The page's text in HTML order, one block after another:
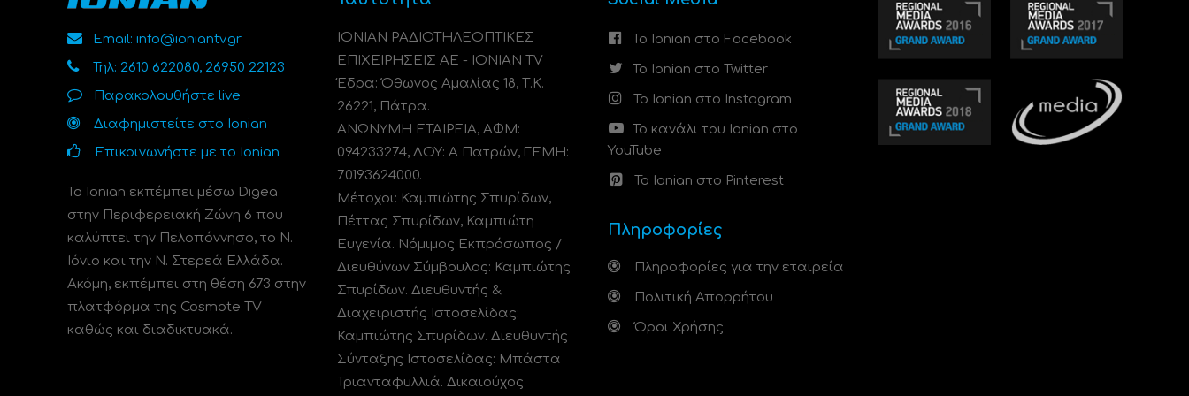
Email: info@ioniantv.gr
Τηλ: 2610 622080, 26950 22123
Παρακολουθήστε live
Διαφημιστείτε στο Ionian
Επικοινωνήστε με το Ionian
Το Ionian εκπέμπει μέσω Digea
στην Περιφερειακή Ζώνη 6 που
καλύπτει την Πελοπόννησο, το N.
Ιόνιο και την Ν. Στερεά Ελλάδα.
Ακόμη, εκπέμπει στη θέση 673 στην
πλατφόρμα της Cosmote TV
καθώς και διαδικτυακά.
ΙΟΝΙΑΝ ΡΑΔΙΟΤΗΛΕΟΠΤΙΚΕΣ
ΕΠΙΧΕΙΡΗΣΕΙΣ ΑΕ - IONIAN TV
Έδρα: Όθωνος Αμαλίας 18, Τ.Κ.
26221, Πάτρα.
ΑΝΩΝΥΜΗ ΕΤΑΙΡΕΙΑ, ΑΦΜ:
094233274, ΔΟΥ: A Πατρών, ΓΕΜΗ:
70193624000.
Μέτοχοι: Καμπιώτης Σπυρίδων,
Πέττας Σπυρίδων, Καμπιώτη
Ευγενία. Νόμιμος Εκπρόσωπος /
Διευθύνων Σύμβουλος: Καμπιώτης
Σπυρίδων. Διευθυντής &
Διαχειριστής Ιστοσελίδας:
Καμπιώτης Σπυρίδων. Διευθυντής
Σύνταξης Ιστοσελίδας: Μπάστα
Τριανταφυλλιά. Δικαιούχος
Το Ionian στο Facebook
Το Ionian στο Twitter
Το Ionian στο Instagram
Το κανάλι του Ionian στο
YouTube
Το Ionian στο Pinterest
Πληροφορίες
Πληροφορίες για την εταιρεία
Πολιτική Απορρήτου
Όροι Χρήσης